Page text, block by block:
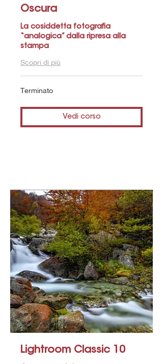
Oscura
La cosiddetta fotografia
“analogica” dalla ripresa alla
stampa
Scopri di più
Terminato
Vedi corso
Lightroom Classic 10